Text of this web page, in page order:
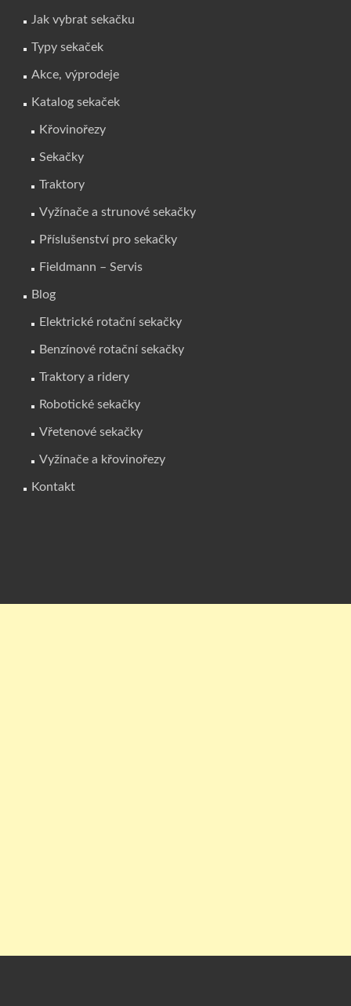
Jak vybrat sekačku
Typy sekaček
Akce, výprodeje
Katalog sekaček
Křovinořezy
Sekačky
Traktory
Vyžínače a strunové sekačky
Příslušenství pro sekačky
Fieldmann – Servis
Blog
Elektrické rotační sekačky
Benzínové rotační sekačky
Traktory a ridery
Robotické sekačky
Vřetenové sekačky
Vyžínače a křovinořezy
Kontakt